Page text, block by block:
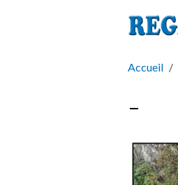
Accueil
-